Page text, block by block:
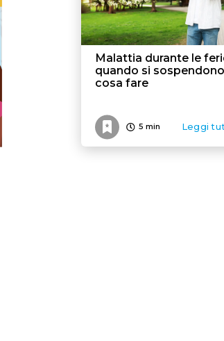
Malattia durante le
quando si
cosa fare
5 min Leggi